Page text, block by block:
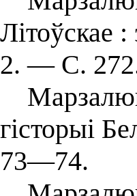
Літоўскае
2. — С.
Марзалюк
гісторыі
73—74.